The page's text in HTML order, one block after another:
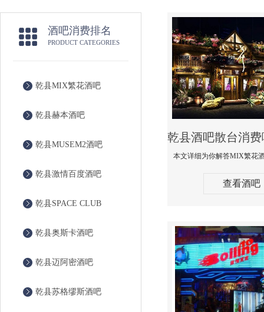
酒吧消费排名
PRODUCT CATEGORIES
乾县MIX繁花酒吧
乾县赫本酒吧
乾县MUSEM2酒吧
乾县激情百度酒吧
乾县SPACE CLUB
乾县奥斯卡酒吧
乾县迈阿密酒吧
乾县苏格缪斯酒吧
查看酒吧